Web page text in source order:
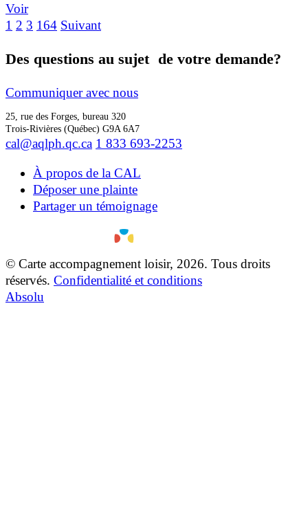
Voir
1 2 3 164 Suivant
Des questions au sujet de votre demande?
Communiquer avec nous
25, rue des Forges, bureau 320
Trois-Rivières (Québec) G9A 6A7
cal@aqlph.qc.ca 1 833 693-2253
À propos de la CAL
Déposer une plainte
Partager un témoignage
© Carte accompagnement loisir, 2026. Tous droits
réservés. Confidentialité et conditions
Absolu